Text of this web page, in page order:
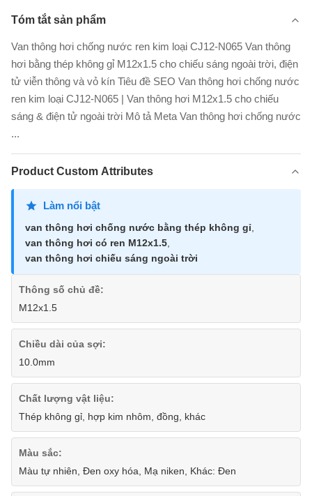
Tóm tắt sản phẩm
Van thông hơi chống nước ren kim loại CJ12-N065 Van thông
hơi bằng thép không gỉ M12x1.5 cho chiếu sáng ngoài trời, điện
tử viễn thông và vỏ kín Tiêu đề SEO Van thông hơi chống nước
ren kim loại CJ12-N065 | Van thông hơi M12x1.5 cho chiếu
sáng & điện tử ngoài trời Mô tả Meta Van thông hơi chống nước
...
Product Custom Attributes
Làm nổi bật
van thông hơi chống nước bằng thép không gỉ
van thông hơi có ren M12x1.5
van thông hơi chiếu sáng ngoài trời
Thông số chủ đề:
M12x1.5
Chiều dài của sợi:
10.0mm
Chất lượng vật liệu:
Thép không gỉ, hợp kim nhôm, đồng, khác
Màu sắc:
Màu tự nhiên, Đen oxy hóa, Mạ niken, Khác: Đen